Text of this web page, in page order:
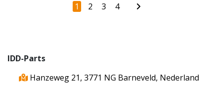
1 2 3 4
IDD-Parts
Hanzeweg 21, 3771 NG Barneveld, Nederland